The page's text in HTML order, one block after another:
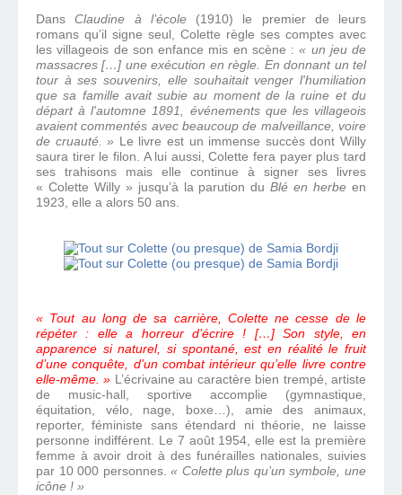
DansClaudine à l’école(1910) le premier de leurs
romans qu’il signe seul, Colette règle ses comptes avec
les villageois de son enfance mis en scène :« un jeu de
massacres […] une exécution en règle. En donnant un tel
tour à ses souvenirs, elle souhaitait venger l'humiliation
que sa famille avait subie au moment de la ruine et du
départ à l'automne 1891, événements que les villageois
avaient commentés avec beaucoup de malveillance, voire
de cruauté. » Le livre est un immense succès dont Willy
saura tirer le filon. A lui aussi, Colette fera payer plus tard
ses trahisons mais elle continue à signer ses livres
« Colette Willy » jusqu’à la parution duBlé en herbe en
1923, elle a alors 50 ans.
« Tout au long de sa carrière, Colette ne cesse de le
répéter : elle a horreur d’écrire ! […] Son style, en
apparence si naturel, si spontané, est en réalité le fruit
d’une conquête, d’un combat intérieur qu’elle livre contre
elle-même. » L’écrivaine au caractère bien trempé, artiste
de music-hall, sportive accomplie (gymnastique,
équitation, vélo, nage, boxe…), amie des animaux,
reporter, féministe sans étendard ni théorie, ne laisse
personne indifférent. Le 7 août 1954, elle est la première
femme à avoir droit à des funérailles nationales, suivies
par 10 000 personnes.« Colette plus qu’un symbole, une
icône ! »